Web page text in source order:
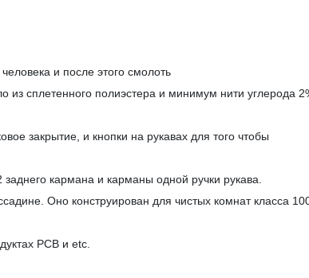
и после этого смолоть
из сплетенного полиэстера и минимум нити углерода
закрытие, и кнопки на рукавах для того чтобы
кармана и карманы одной ручки рукава.
Оно конструирован для чистых комнат класса
PCB и etc.